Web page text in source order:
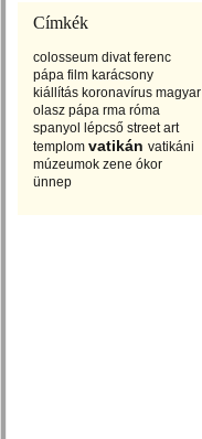
Címkék
colosseum divat ferenc
pápa film karácsony
kiállítás koronavírus magyar
olasz pápa rma róma
spanyol lépcső street art
templom vatikán vatikáni
múzeumok zene ókor
ünnep